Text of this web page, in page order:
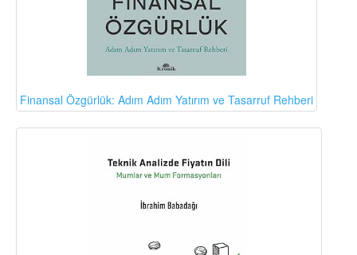
Finansal Özgürlük: Adım Adım Yatırım ve Tasarruf Rehberi